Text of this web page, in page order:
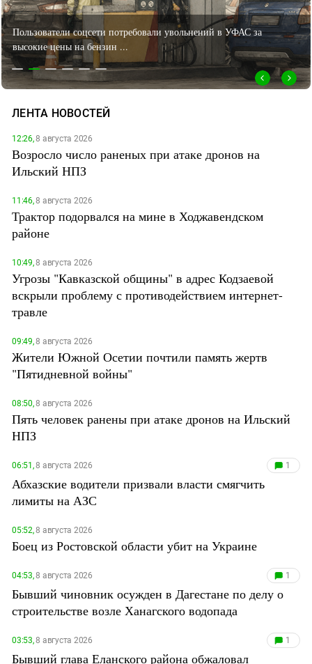
ЗАСТАВЛЯЕТ
КАВКАЗ ЗА ПАЛЕСТИНУ
ИНАКОМЫСЛИЕ В ЧЕЧНЕ
ПРЕСЛЕДОВАНИЕ АКТИВИСТОВ
МОБИЛИЗАЦИЯ И ПРОТЕСТЫ
Дагестан
Ингушетия
Кабардино-Балкария
Калмыкия
Краснодарский край
Нагорный Карабах
Российская Федерация
Северная Осетия - Алания
СКФО
Южная Осетия
Южный Кавказ
ЮФО
Жительница Цхинвала попросила завершить восстановление ее
дома
ЛЕНТА НОВОСТЕЙ
12:26,8 августа 2026
Возросло число раненых при атаке дронов на
Ильский НПЗ
11:46,8 августа 2026
Трактор подорвался на мине в Ходжавендском
районе
10:49,8 августа 2026
Угрозы "Кавказской общины" в адрес Кодзаевой
вскрыли проблему с противодействием интернет-
травле
09:49,8 августа 2026
Жители Южной Осетии почтили память жертв
"Пятидневной войны"
08:50,8 августа 2026
Пять человек ранены при атаке дронов на Ильский
НПЗ
06:51,8 августа 2026 1
Абхазские водители призвали власти смягчить
лимиты на АЗС
05:52,8 августа 2026
Боец из Ростовской области убит на Украине
04:53,8 августа 2026 1
Бывший чиновник осужден в Дагестане по делу о
строительстве возле Ханагского водопада
03:53,8 августа 2026 1
Бывший глава Еланского района обжаловал